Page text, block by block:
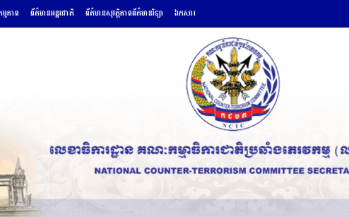
មភាព ព័ត៌មានអន្តរជាតិ ព័ត៌មានសុវត្ថិភាពព័ត៌មានវិទ្យា ឯកសារ